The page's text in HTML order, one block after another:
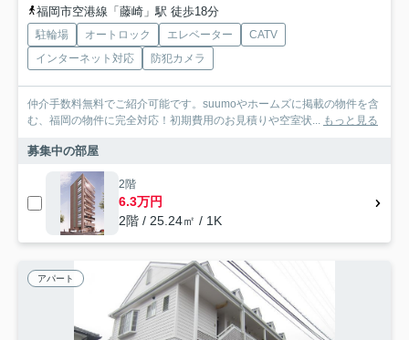
福岡市空港線「藤崎」駅 徒歩18分
駐輪場 オートロック エレベーター
CATV
インターネット対応
防犯カメラ
仲介手数料無料でご紹介可能です。suumoやホームズに掲載の物件を含
む、福岡の物件に完全対応！初期費用のお見積りや空室状... もっと見る
募集中の部屋
2階
6.3万円
2階 / 25.24㎡ / 1K
アパート